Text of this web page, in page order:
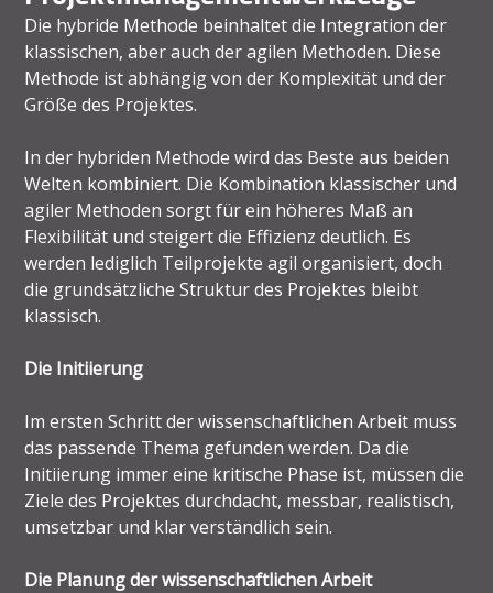
Die hybride Methode beinhaltet die Integration der
klassischen, aber auch der agilen Methoden. Diese
Methode ist abhängig von der Komplexität und der
Größe des Projektes.
In der hybriden Methode wird das Beste aus beiden
Welten kombiniert. Die Kombination klassischer und
agiler Methoden sorgt für ein höheres Maß an
Flexibilität und steigert die Effizienz deutlich. Es
werden lediglich Teilprojekte agil organisiert, doch
die grundsätzliche Struktur des Projektes bleibt
klassisch.
Die Initiierung
Im ersten Schritt der wissenschaftlichen Arbeit muss
das passende Thema gefunden werden. Da die
Initiierung immer eine kritische Phase ist, müssen die
Ziele des Projektes durchdacht, messbar, realistisch,
umsetzbar und klar verständlich sein.
Die Planung der wissenschaftlichen Arbeit